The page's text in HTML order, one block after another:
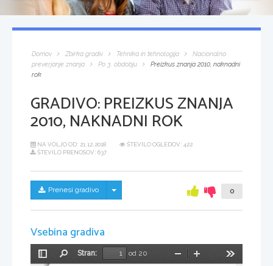
Domov Zbirka gradiv Tehnika in tehnologija
Nacionalno
preverjanje znanja
Po 3. obdobju
Preizkus znanja 2010, naknadni
rok
GRADIVO:PREIZKUS ZNANJA
2010, NAKNADNI ROK
NA VOLJO OD: 21.12.2018
ŠTEVILO OGLEDOV: 422
ŠTEVILO PRENOSOV: 637
Prenesi gradivo Skrij/prikaži meni 0
Vsebina gradiva
Preklopi
Stran:
od 20
Pomanjšaj